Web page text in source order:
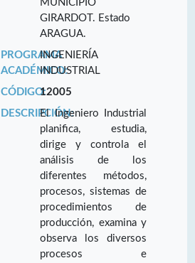
MUNICIPIO
GIRARDOT. Estado
ARAGUA.
PROGRAMA
ACADÉMICO:
INGENIERÍA
INDUSTRIAL
CÓDIGO:12005
DESCRIPCIÓN:El Ingeniero Industrial
planifica, estudia,
dirige y controla el
análisis de los
diferentes métodos,
procesos, sistemas de
procedimientos de
producción, examina y
observa los diversos
procesos e